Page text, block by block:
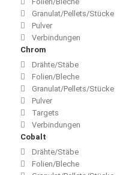
Granulat/Pellets/Stücke
Pulver
Verbindungen
Chrom
Drähte/Stäbe
Folien/Bleche
Granulat/Pellets/Stücke
Pulver
Targets
Verbindungen
Cobalt
Drähte/Stäbe
Folien/Bleche